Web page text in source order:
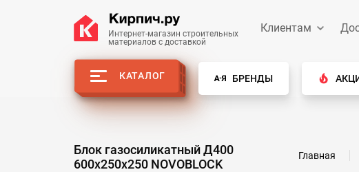
Интернет-магазин строительных
материалов с доставкой
Клиентам
КАТАЛОГ БРЕНДЫ
Блок газосиликатный Д400
600х250х250 NOVOBLOCK
Главная